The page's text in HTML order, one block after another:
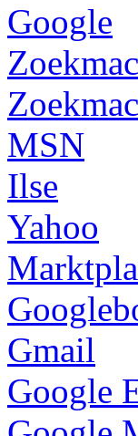
Google
MSN
Ilse
Yahoo
Gmail
Google